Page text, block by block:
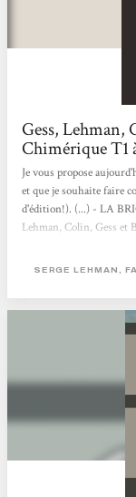
Gess, Lehman,
Chimérique T1
Je vous propose
et que je souhaite faire
d'édition!). (...) - LA
Lehman, Colin, Gess et
forme mais basant son
période d'avant guerre
SERGE LEHMAN,